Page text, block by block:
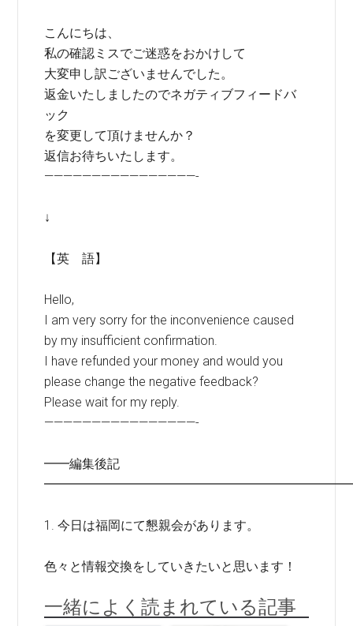
こんにちは、
私の確認ミスでご迷惑をおかけして
大変申し訳ございませんでした。
返金いたしましたのでネガティブフィードバ
ック
を変更して頂けませんか？
返信お待ちいたします。
————————————————-
↓
【英 語】
Hello,
I am very sorry for the inconvenience caused
by my insufficient confirmation.
I have refunded your money and would you
please change the negative feedback?
Please wait for my reply.
————————————————-
━━編集後記
1. 今日は福岡にて懇親会があります。
色々と情報交換をしていきたいと思います！
一緒によく読まれている記事